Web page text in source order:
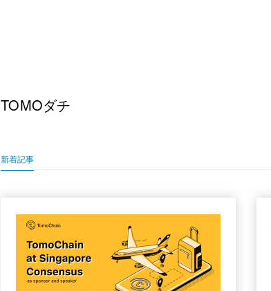
TOMOダチ
新着記事